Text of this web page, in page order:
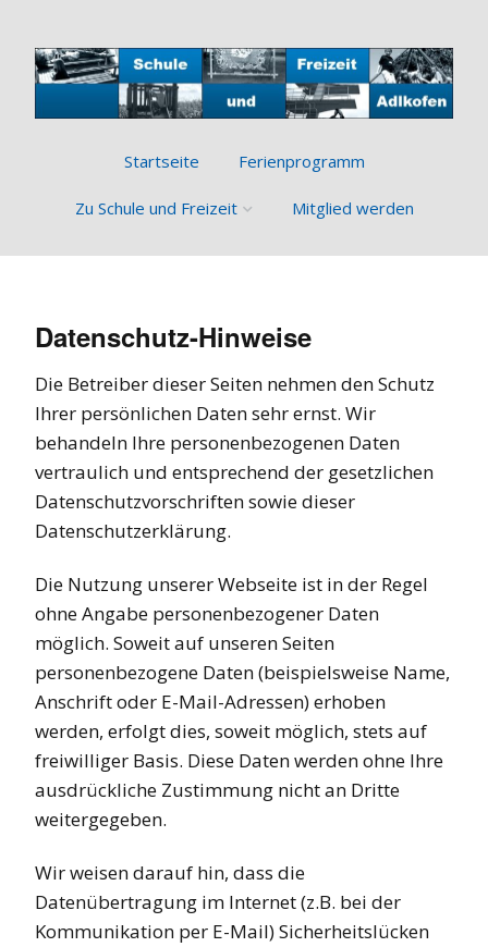
Startseite Ferienprogramm
Zu Schule und Freizeit
Über den Verein
Mitglied werden
Datenschutz-Hinweise
Die Betreiber dieser Seiten nehmen den Schutz
Ihrer persönlichen Daten sehr ernst. Wir
behandeln Ihre personenbezogenen Daten
vertraulich und entsprechend der gesetzlichen
Datenschutzvorschriften sowie dieser
Datenschutzerklärung.
Die Nutzung unserer Webseite ist in der Regel
ohne Angabe personenbezogener Daten
möglich. Soweit auf unseren Seiten
personenbezogene Daten (beispielsweise Name,
Anschrift oder E-Mail-Adressen) erhoben
werden, erfolgt dies, soweit möglich, stets auf
freiwilliger Basis. Diese Daten werden ohne Ihre
ausdrückliche Zustimmung nicht an Dritte
weitergegeben.
Wir weisen darauf hin, dass die
Datenübertragung im Internet (z.B. bei der
Kommunikation per E-Mail) Sicherheitslücken